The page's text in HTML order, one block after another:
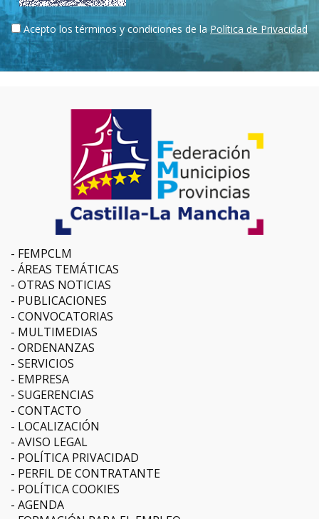
Acepto los términos y condiciones de la Política de Privacidad
FEMPCLM
ÁREAS TEMÁTICAS
OTRAS NOTICIAS
PUBLICACIONES
CONVOCATORIAS
MULTIMEDIAS
ORDENANZAS
SERVICIOS
EMPRESA
SUGERENCIAS
CONTACTO
LOCALIZACIÓN
AVISO LEGAL
POLÍTICA PRIVACIDAD
PERFIL DE CONTRATANTE
POLÍTICA COOKIES
AGENDA